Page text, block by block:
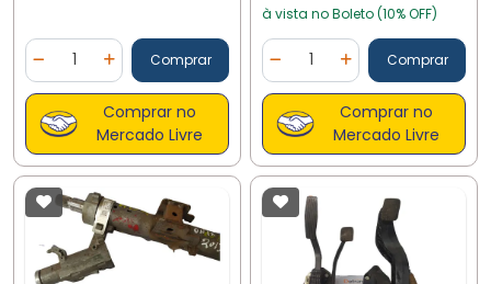
Diminuir Quantidade
Quantidade
Adicionar Quantidade
Comprar
Comprar no
Mercado Livre
à vista no Boleto (10% OFF)
Diminuir Quantidade
Quantidade
AdicionarComprar
Comprar no
Mercado Livre